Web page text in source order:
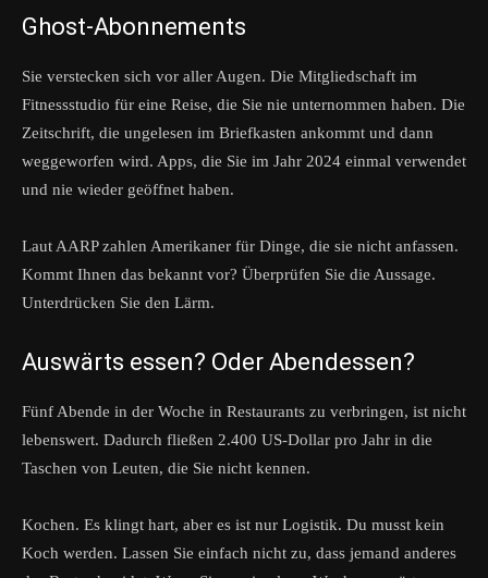
Ghost-Abonnements
Sie verstecken sich vor aller Augen. Die Mitgliedschaft im
Fitnessstudio für eine Reise, die Sie nie unternommen haben. Die
Zeitschrift, die ungelesen im Briefkasten ankommt und dann
weggeworfen wird. Apps, die Sie im Jahr 2024 einmal verwendet
und nie wieder geöffnet haben.
Laut AARP zahlen Amerikaner für Dinge, die sie nicht anfassen.
Kommt Ihnen das bekannt vor? Überprüfen Sie die Aussage.
Unterdrücken Sie den Lärm.
Auswärts essen? Oder Abendessen?
Fünf Abende in der Woche in Restaurants zu verbringen, ist nicht
lebenswert. Dadurch fließen 2.400 US-Dollar pro Jahr in die
Taschen von Leuten, die Sie nicht kennen.
Kochen. Es klingt hart, aber es ist nur Logistik. Du musst kein
Koch werden. Lassen Sie einfach nicht zu, dass jemand anderes